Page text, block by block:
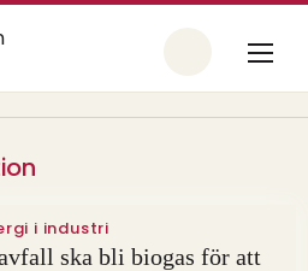
i industri
ska bli biogas för att